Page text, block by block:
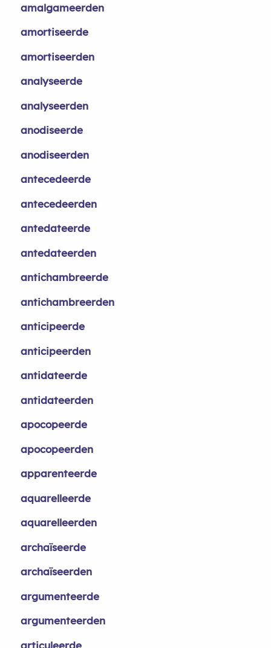
amalgameerden
amortiseerde
amortiseerden
analyseerde
analyseerden
anodiseerde
anodiseerden
antecedeerde
antecedeerden
antedateerde
antedateerden
antichambreerde
antichambreerden
anticipeerde
anticipeerden
antidateerde
antidateerden
apocopeerde
apocopeerden
apparenteerde
aquarelleerde
aquarelleerden
archaïseerde
archaïseerden
argumenteerde
argumenteerden
articuleerde